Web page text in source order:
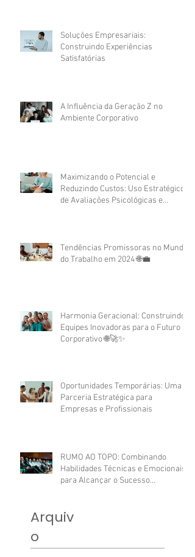
Soluções Empresariais:
Construindo Experiências
Satisfatórias
A Influência da Geração Z no
Ambiente Corporativo
Maximizando o Potencial e
Reduzindo Custos: Uso Estratégico
de Avaliações Psicológicas e
Tendências Promissoras no Mundo
do Trabalho em 2024 🌐💼
Harmonia Geracional: Construindo
Equipes Inovadoras para o Futuro
Corporativo 🌐🚀✨
Oportunidades Temporárias: Uma
Parceria Estratégica para
Empresas e Profissionais
RUMO AO TOPO: Combinando
Habilidades Técnicas e Emocionais
para Alcançar o Sucesso
Arquiv
o